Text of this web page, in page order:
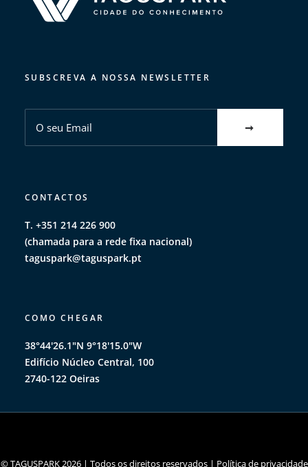
SUBSCREVA A NOSSA NEWSLETTER
CONTACTOS
T. +351 214 226 900
(chamada para a rede fixa nacional)
taguspark@taguspark.pt
COMO CHEGAR
38°44'26.1"N 9°18'15.0"W
Edifício Núcleo Central, 100
2740-122 Oeiras
© TAGUSPARK 2026 | Todos os direitos reservados | Política de privacidade